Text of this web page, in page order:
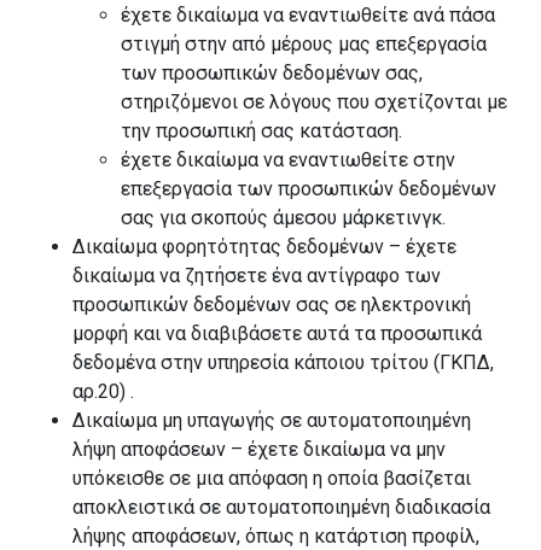
έχετε δικαίωμα να εναντιωθείτε ανά πάσα
στιγμή στην από μέρους μας επεξεργασία
των προσωπικών δεδομένων σας,
στηριζόμενοι σε λόγους που σχετίζονται με
την προσωπική σας κατάσταση.
έχετε δικαίωμα να εναντιωθείτε στην
επεξεργασία των προσωπικών δεδομένων
σας για σκοπούς άμεσου μάρκετινγκ.
Δικαίωμα φορητότητας δεδομένων – έχετε
δικαίωμα να ζητήσετε ένα αντίγραφο των
προσωπικών δεδομένων σας σε ηλεκτρονική
μορφή και να διαβιβάσετε αυτά τα προσωπικά
δεδομένα στην υπηρεσία κάποιου τρίτου (ΓΚΠΔ,
αρ.20) .
Δικαίωμα μη υπαγωγής σε αυτοματοποιημένη
λήψη αποφάσεων – έχετε δικαίωμα να μην
υπόκεισθε σε μια απόφαση η οποία βασίζεται
αποκλειστικά σε αυτοματοποιημένη διαδικασία
λήψης αποφάσεων, όπως η κατάρτιση προφίλ,